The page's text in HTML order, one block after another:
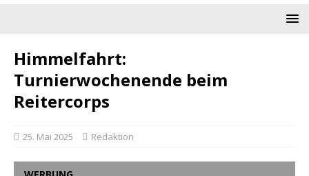
Himmelfahrt:
Turnierwochenende beim
Reitercorps
25. Mai 2025 Redaktion